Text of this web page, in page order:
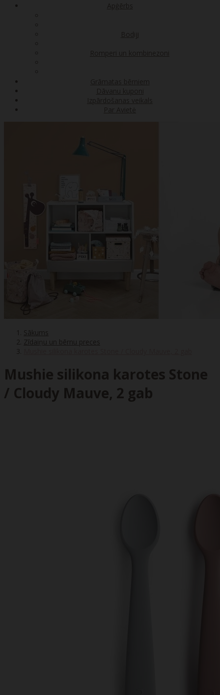
Apģērbs
Bodiji
Romperi un kombinezoni
Grāmatas bērniem
Dāvanu kuponi
Izpārdošanas veikals
Par Avietė
Sākums
Zīdaiņu un bērnu preces
Mushie silikona karotes Stone
/ Cloudy Mauve, 2 gab